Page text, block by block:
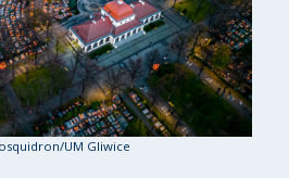
UM Gliwice